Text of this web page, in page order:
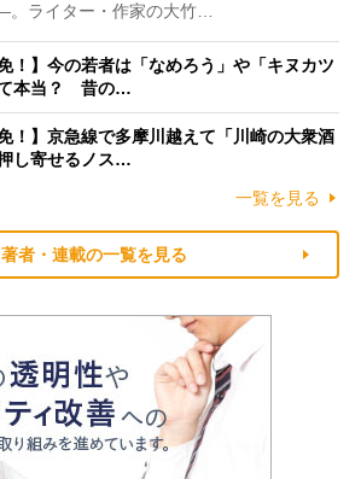
ライター・作家の大竹…
！】今の若者は「なめろう」や「キヌカツ
て本当？ 昔の…
！】京急線で多摩川越えて「川崎の大衆酒
し寄せるノス…
一覧を見る
著者・連載の一覧を見る